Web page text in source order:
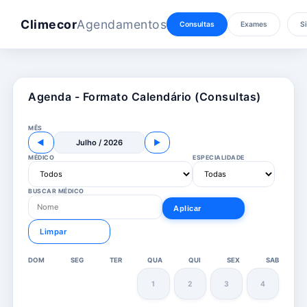
ClimecorAgendamentos Consultas Exames
Agenda - Formato Calendário (Consultas)
MÊS
◀ Julho / 2026 ▶
MÉDICO ESPECIALIDADE
BUSCAR MÉDICO
Aplicar
Limpar
DOM SEG TER QUA QUI SEX SAB
1 2 3 4